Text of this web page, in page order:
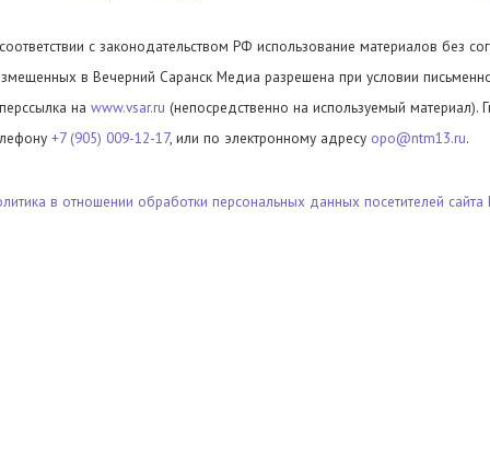
с законодательством РФ использование материалов без
в Вечерний Саранск Медиа разрешена при условии
на www.vsar.ru (непосредственно на используемый материал).
+7 (905) 009-12-17, или по электронному адресу opo@ntm13.ru.
в отношении обработки персональных данных посетителей